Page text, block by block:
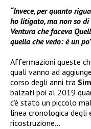
“Invece, per quanto
ho litigato, ma non so
Ventura che faceva
quella che vedo: è un
Affermazioni queste
quali vanno ad
corso degli anni tra
balzati poi al 2019
c’è stato un piccolo
linea cronologica
ricostruzione…